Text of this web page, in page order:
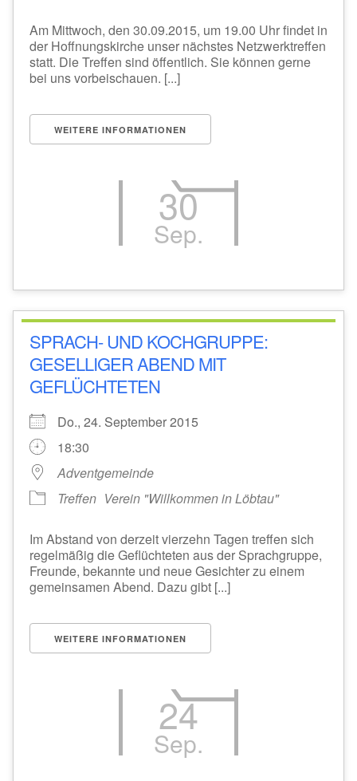
30
Sep.
Am Mittwoch, den 30.09.2015, um 19.00 Uhr findet in
der Hoffnungskirche unser nächstes Netzwerktreffen
statt. Die Treffen sind öffentlich. Sie können gerne
bei uns vorbeischauen. [...]
WEITERE INFORMATIONEN
24
Sep.
SPRACH- UND KOCHGRUPPE:
GESELLIGER ABEND MIT
GEFLÜCHTETEN
Do., 24. September 2015
18:30
Adventgemeinde
Treffen Verein "Willkommen in Löbtau"
Im Abstand von derzeit vierzehn Tagen treffen sich
regelmäßig die Geflüchteten aus der Sprachgruppe,
Freunde, bekannte und neue Gesichter zu einem
gemeinsamen Abend. Dazu gibt [...]
WEITERE INFORMATIONEN